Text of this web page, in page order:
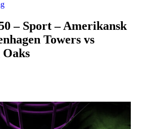
– Sport – Amerikansk
Towers vs